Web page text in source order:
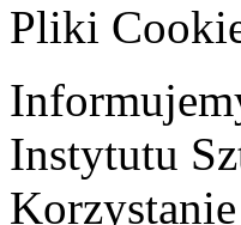
Pliki
Instytutu